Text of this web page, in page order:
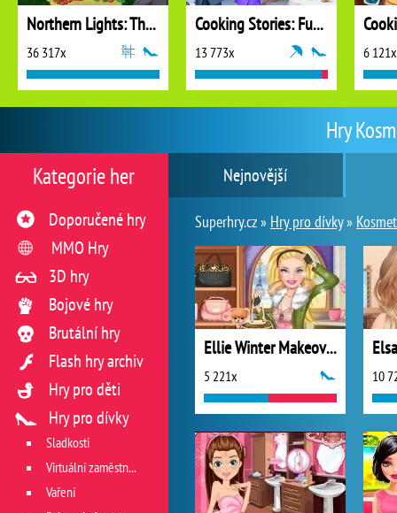
Hry
Nejnovější
Superhry.cz » Hry pro dívky»
Ellie Winter Makeover
5 221x 10
Kategorie her
Doporučené hry
MMO Hry
3D hry
Bojové hry
Brutální hry
Flash hry archiv
Hry pro děti
Hry pro dívky
Sladkosti
Virtuální zaměstnání v restauraci
Vaření
Northern Lights: The Secret of the Forest
36 317x
Cooking Stories: Fun Cafe Game
13 773x 6 121x